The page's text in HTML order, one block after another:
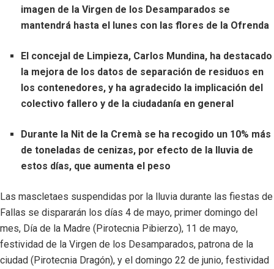
imagen de la Virgen de los Desamparados se
mantendrá hasta el lunes con las flores de la Ofrenda
El concejal de Limpieza, Carlos Mundina, ha destacado
la mejora de los datos de separación de residuos en
los contenedores, y ha agradecido la implicación del
colectivo fallero y de la ciudadanía en general
Durante la Nit de la Cremà se ha recogido un 10% más
de toneladas de cenizas, por efecto de la lluvia de
estos días, que aumenta el peso
Las mascletaes suspendidas por la lluvia durante las fiestas de
Fallas se dispararán los días 4 de mayo, primer domingo del
mes, Día de la Madre (Pirotecnia Pibierzo), 11 de mayo,
festividad de la Virgen de los Desamparados, patrona de la
ciudad (Pirotecnia Dragón), y el domingo 22 de junio, festividad